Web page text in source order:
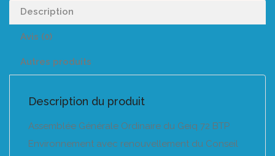
Description
Avis (0)
Autres produits
Description du produit
Assemblée Générale Ordinaire du Geiq 72 BTP
Environnement avec renouvellement du Conseil